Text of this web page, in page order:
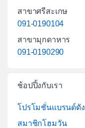
สาขาศรีสะเกษ
091-0190104
สาขามุกดาหาร
091-0190290
ช้อปปิ้งกับเรา
โปรโมชั่นแบรนด์ดัง
สมาชิกโฮมวัน